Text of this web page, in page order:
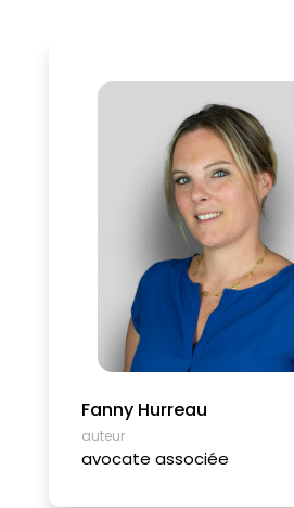
Fanny Hurreau
auteur
avocate associée